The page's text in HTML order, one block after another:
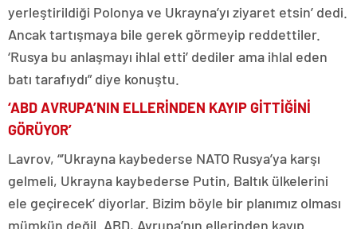
yerleştirildiği Polonya ve Ukrayna’yı ziyaret etsin’ dedi.
Ancak tartışmaya bile gerek görmeyip reddettiler.
‘Rusya bu anlaşmayı ihlal etti’ dediler ama ihlal eden
batı tarafıydı” diye konuştu.
‘ABD AVRUPA’NIN ELLERİNDEN KAYIP GİTTİĞİNİ
GÖRÜYOR’
Lavrov, “’Ukrayna kaybederse NATO Rusya’ya karşı
gelmeli, Ukrayna kaybederse Putin, Baltık ülkelerini
ele geçirecek’ diyorlar. Bizim böyle bir planımız olması
mümkün değil. ABD, Avrupa’nın ellerinden kayıp